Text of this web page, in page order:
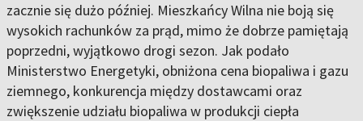
zacznie się dużo później. Mieszkańcy Wilna nie boją się
wysokich rachunków za prąd, mimo że dobrze pamiętają
poprzedni, wyjątkowo drogi sezon. Jak podało
Ministerstwo Energetyki, obniżona cena biopaliwa i gazu
ziemnego, konkurencja między dostawcami oraz
zwiększenie udziału biopaliwa w produkcji ciepła